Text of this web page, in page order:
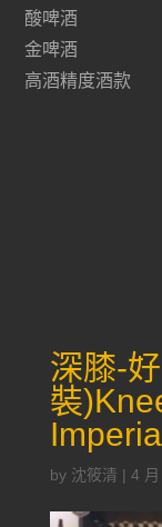
酸啤酒
金啤酒
高酒精度酒款
深膝-
裝
by 沈筱清 | 4